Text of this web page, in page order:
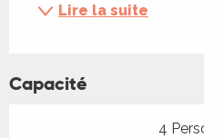
Lire la suite
Capacité
4